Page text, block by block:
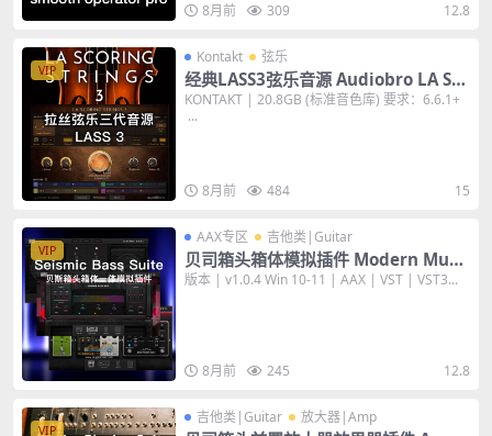
8月前 309 12.8
VIP
Kontakt 弦乐
经典LASS3弦乐音源 Audiobro LA Sco
ring Strings 3 v3.0.1 KONTAKT 音
色库
KONTAKT | 20.8GB (标准音色库) 要求：6.6.1+
...
8月前 484 15
VIP
AAX专区 吉他类|Guitar
贝司箱头箱体模拟插件 Modern Musi
c Solutions Seismic Bass Suite v1.
版本 | v1.0.4 Win 10-11 | AAX | VST | VST3...
8月前 245 12.8
VIP
吉他类|Guitar 放大器|Amp